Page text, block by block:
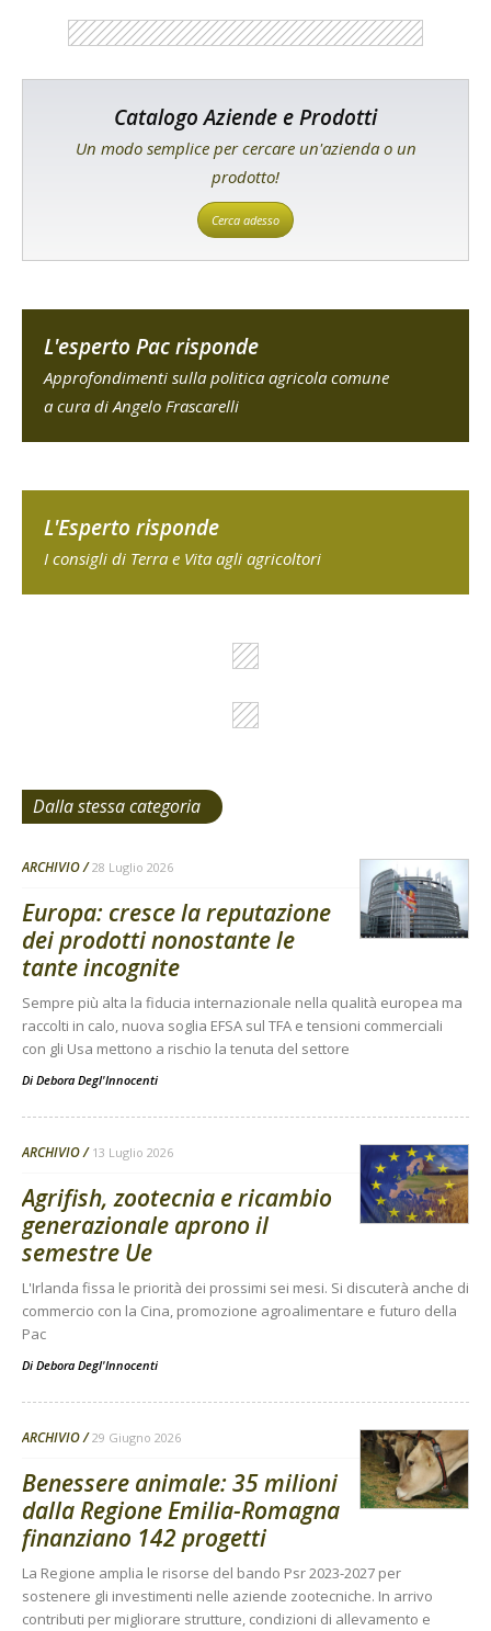
Catalogo Aziende e Prodotti
Un modo semplice per cercare un'azienda o un
prodotto!
Cerca adesso
L'esperto Pac risponde
Approfondimenti sulla politica agricola comune
a cura di Angelo Frascarelli
L'Esperto risponde
I consigli di Terra e Vita agli agricoltori
Dalla stessa categoria
ARCHIVIO 28 Luglio 2026
Europa: cresce la reputazione
dei prodotti nonostante le
tante incognite
Sempre più alta la fiducia internazionale nella qualità europea ma
raccolti in calo, nuova soglia EFSA sul TFA e tensioni commerciali
con gli Usa mettono a rischio la tenuta del settore
Di Debora Degl'Innocenti
ARCHIVIO 13 Luglio 2026
Agrifish, zootecnia e ricambio
generazionale aprono il
semestre Ue
L'Irlanda fissa le priorità dei prossimi sei mesi. Si discuterà anche di
commercio con la Cina, promozione agroalimentare e futuro della
Pac
Di Debora Degl'Innocenti
ARCHIVIO 29 Giugno 2026
Benessere animale: 35 milioni
dalla Regione Emilia-Romagna
finanziano 142 progetti
La Regione amplia le risorse del bando Psr 2023-2027 per
sostenere gli investimenti nelle aziende zootecniche. In arrivo
contributi per migliorare strutture, condizioni di allevamento e